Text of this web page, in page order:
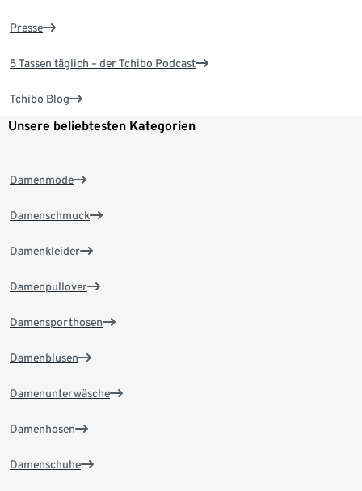
Presse
5 Tassen täglich – der Tchibo Podcast
Tchibo Blog
Unsere beliebtesten Kategorien
Damenmode
Damenschmuck
Damenkleider
Damenpullover
Damensporthosen
Damenblusen
Damenunterwäsche
Damenhosen
Damenschuhe